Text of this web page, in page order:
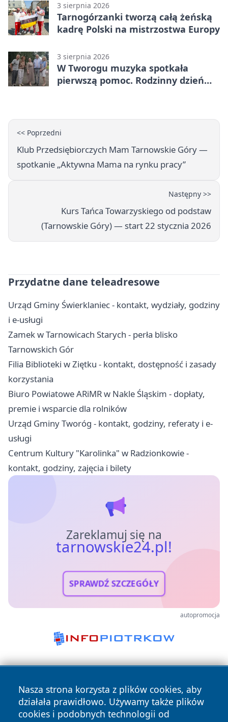
3 sierpnia 2026
Tarnogórzanki tworzą całą żeńską
kadrę Polski na mistrzostwa Europy
3 sierpnia 2026
W Tworogu muzyka spotkała
pierwszą pomoc. Rodzinny dzień
<< Poprzedni
Klub Przedsiębiorczych Mam Tarnowskie Góry —
spotkanie „Aktywna Mama na rynku pracy”
Następny >>
Kurs Tańca Towarzyskiego od podstaw
(Tarnowskie Góry) — start 22 stycznia 2026
Przydatne dane teleadresowe
Urząd Gminy Świerklaniec - kontakt, wydziały, godziny
i e-usługi
Zamek w Tarnowicach Starych - perła blisko
Tarnowskich Gór
Filia Biblioteki w Ziętku - kontakt, dostępność i zasady
korzystania
Biuro Powiatowe ARiMR w Nakle Śląskim - dopłaty,
premie i wsparcie dla rolników
Urząd Gminy Tworóg - kontakt, godziny, referaty i e-
usługi
Centrum Kultury "Karolinka" w Radzionkowie -
kontakt, godziny, zajęcia i bilety
Zareklamuj się na
tarnowskie24.pl!
SPRAWDŹ SZCZEGÓŁY
autopromocja
Nasza strona korzysta z plików cookies, aby
działała prawidłowo. Używamy także plików
cookies i podobnych technologii od